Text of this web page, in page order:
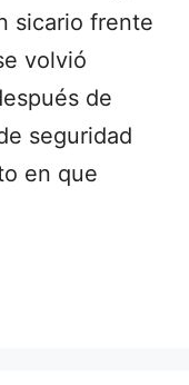
sicario frente
volvió
de
seguridad
en que